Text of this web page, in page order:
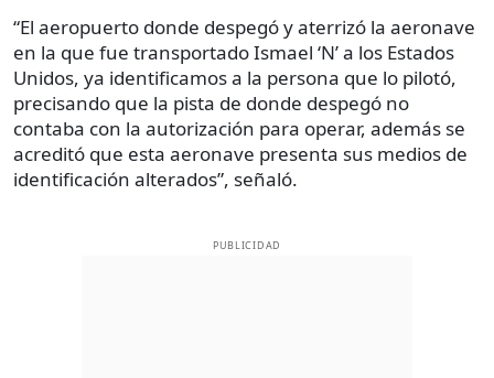
“El aeropuerto donde despegó y aterrizó la aeronave
en la que fue transportado Ismael ‘N’ a los Estados
Unidos, ya identificamos a la persona que lo pilotó,
precisando que la pista de donde despegó no
contaba con la autorización para operar, además se
acreditó que esta aeronave presenta sus medios de
identificación alterados”, señaló.
PUBLICIDAD